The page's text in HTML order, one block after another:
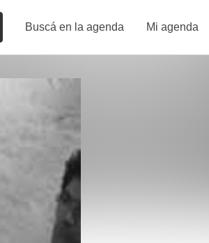
Buscá en la agenda Mi agenda